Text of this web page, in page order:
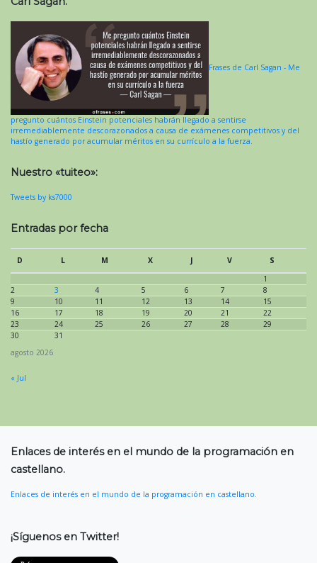
Frases de Carl Sagan - Me
pregunto cuántos Einstein potenciales habrán llegado a sentirse
irremediablemente descorazonados a causa de exámenes competitivos y del
hastío generado por acumular méritos en su currículo a la fuerza.
Nuestro «tuiteo»:
Tweets by ks7000
Entradas por fecha
agosto 2026
D L M X J V
S
1
2
3 4 5 6 7
8
9
10 11 12 13 14
15
16
17 18 19 20 21
22
23
24 25 26 27 28
29
30
31
« Jul
Enlaces de interés en el mundo de la programación en
castellano.
Enlaces de interés en el mundo de la programación en castellano.
¡Síguenos en Twitter!